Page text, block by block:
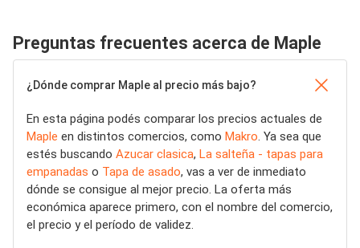
Preguntas frecuentes acerca de Maple
¿Dónde comprar Maple al precio más bajo?
En esta página podés comparar los precios actuales de
Maple en distintos comercios, como Makro . Ya sea que
estés buscando Azucar clasica, La salteña - tapas para
empanadas o Tapa de asado, vas a ver de inmediato
dónde se consigue al mejor precio. La oferta más
económica aparece primero, con el nombre del comercio,
el precio y el período de validez.